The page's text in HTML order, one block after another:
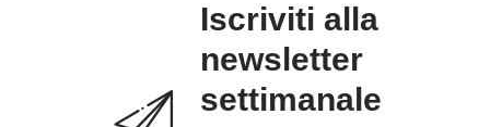
Iscriviti alla
newsletter
settimanale